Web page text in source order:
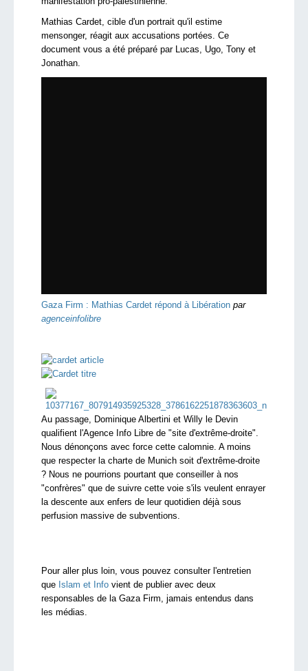
Mathias Cardet, cible d'un portrait qu'il estime
mensonger, réagit aux accusations portées. Ce
document vous a été préparé par Lucas, Ugo, Tony et
Jonathan.
Gaza Firm : Mathias Cardet répond à Libération par
agenceinfolibre
Au passage, Dominique Albertini et Willy le Devin
qualifient l'Agence Info Libre de "site d'extrême-droite".
Nous dénonçons avec force cette calomnie. A moins
que respecter la charte de Munich soit d'extrême-droite
? Nous ne pourrions pourtant que conseiller à nos
"confrères" que de suivre cette voie s'ils veulent enrayer
la descente aux enfers de leur quotidien déjà sous
perfusion massive de subventions.
Pour aller plus loin, vous pouvez consulter l'entretien
que Islam et Info vient de publier avec deux
responsables de la Gaza Firm, jamais entendus dans
les médias.